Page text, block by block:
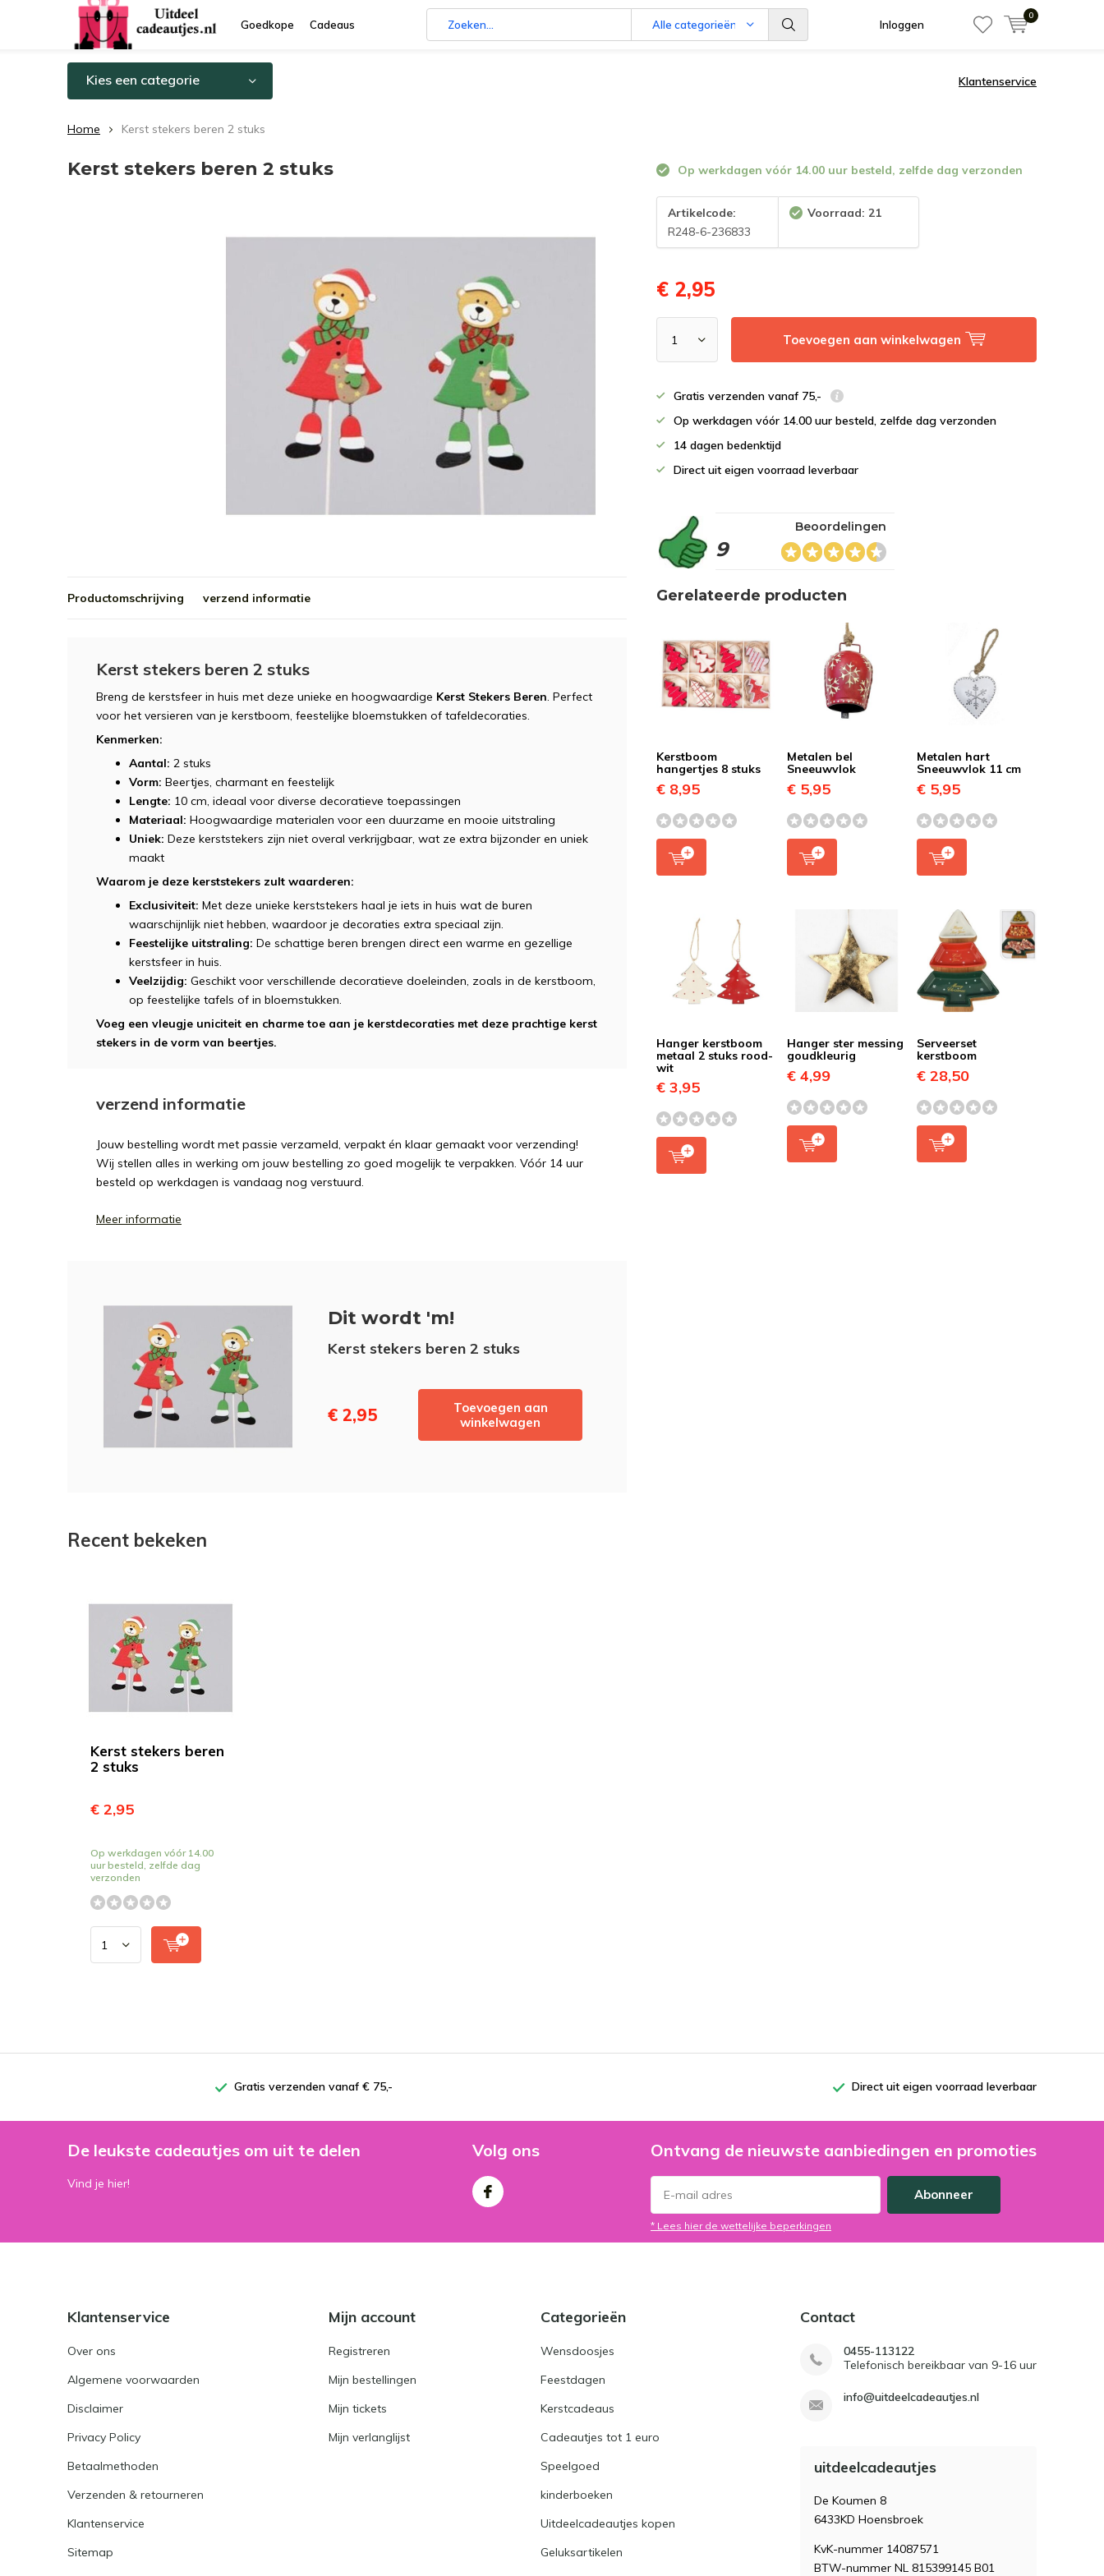
Goedkope Cadeaus Alle categorieën Inloggen
0
Kies een categorie Klantenservice
Home Kerst stekers beren 2 stuks
Kerst stekers beren 2 stuks Op werkdagen vóór 14.00 uur besteld, zelfde dag verzonden
Artikelcode:
R248-6-236833
Voorraad: 21
€ 2,95
Toevoegen aan winkelwagen
Gratis verzenden vanaf 75,-
Op werkdagen vóór 14.00 uur besteld, zelfde dag verzonden
14 dagen bedenktijd
Direct uit eigen voorraad leverbaar
9
Beoordelingen
Productomschrijving verzend informatie
Kerst stekers beren 2 stuks
Breng de kerstsfeer in huis met deze unieke en hoogwaardige Kerst Stekers Beren. Perfect
voor het versieren van je kerstboom, feestelijke bloemstukken of tafeldecoraties.
Kenmerken:
Aantal: 2 stuks
Vorm: Beertjes, charmant en feestelijk
Lengte: 10 cm, ideaal voor diverse decoratieve toepassingen
Materiaal: Hoogwaardige materialen voor een duurzame en mooie uitstraling
Uniek: Deze kerststekers zijn niet overal verkrijgbaar, wat ze extra bijzonder en uniek
maakt
Waarom je deze kerststekers zult waarderen:
Exclusiviteit: Met deze unieke kerststekers haal je iets in huis wat de buren
waarschijnlijk niet hebben, waardoor je decoraties extra speciaal zijn.
Feestelijke uitstraling: De schattige beren brengen direct een warme en gezellige
kerstsfeer in huis.
Veelzijdig: Geschikt voor verschillende decoratieve doeleinden, zoals in de kerstboom,
op feestelijke tafels of in bloemstukken.
Voeg een vleugje uniciteit en charme toe aan je kerstdecoraties met deze prachtige kerst
stekers in de vorm van beertjes.
verzend informatie
Jouw bestelling wordt met passie verzameld, verpakt én klaar gemaakt voor verzending!
Wij stellen alles in werking om jouw bestelling zo goed mogelijk te verpakken. Vóór 14 uur
besteld op werkdagen is vandaag nog verstuurd.
Meer informatie
Dit wordt 'm!
Kerst stekers beren 2 stuks
€ 2,95
Toevoegen aan
winkelwagen
Gerelateerde producten
Kerstboom
hangertjes 8 stuks
€ 8,95
Metalen bel
Sneeuwvlok
€ 5,95
Metalen hart
Sneeuwvlok 11 cm
€ 5,95
Hanger kerstboom
metaal 2 stuks rood-
wit
€ 3,95
Hanger ster messing
goudkleurig
€ 4,99
Serveerset
kerstboom
€ 28,50
Recent bekeken
Kerst stekers beren
2 stuks
€ 2,95
Op werkdagen vóór 14.00
uur besteld, zelfde dag
verzonden
Gratis verzenden vanaf € 75,- Direct uit eigen voorraad leverbaar
De leukste cadeautjes om uit te delen
Vind je hier!
Volg ons Ontvang de nieuwste aanbiedingen en promoties
Abonneer
* Lees hier de wettelijke beperkingen
Klantenservice
Over ons
Algemene voorwaarden
Disclaimer
Privacy Policy
Betaalmethoden
Verzenden & retourneren
Klantenservice
Sitemap
Mijn account
Registreren
Mijn bestellingen
Mijn tickets
Mijn verlanglijst
Categorieën
Wensdoosjes
Feestdagen
Kerstcadeaus
Cadeautjes tot 1 euro
Speelgoed
kinderboeken
Uitdeelcadeautjes kopen
Geluksartikelen
Contact
0455-113122
Telefonisch bereikbaar van 9-16 uur
info@uitdeelcadeautjes.nl
uitdeelcadeautjes
De Koumen 8
6433KD Hoensbroek
KvK-nummer 14087571
BTW-nummer NL 815399145 B01